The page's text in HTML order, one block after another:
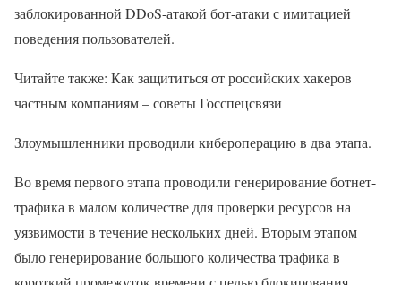
заблокированной DDoS-атакой бот-атаки с имитацией
поведения пользователей.
Читайте также: Как защититься от российских хакеров
частным компаниям – советы Госспецсвязи
Злоумышленники проводили кибероперацию в два этапа.
Во время первого этапа проводили генерирование ботнет-
трафика в малом количестве для проверки ресурсов на
уязвимости в течение нескольких дней. Вторым этапом
было генерирование большого количества трафика в